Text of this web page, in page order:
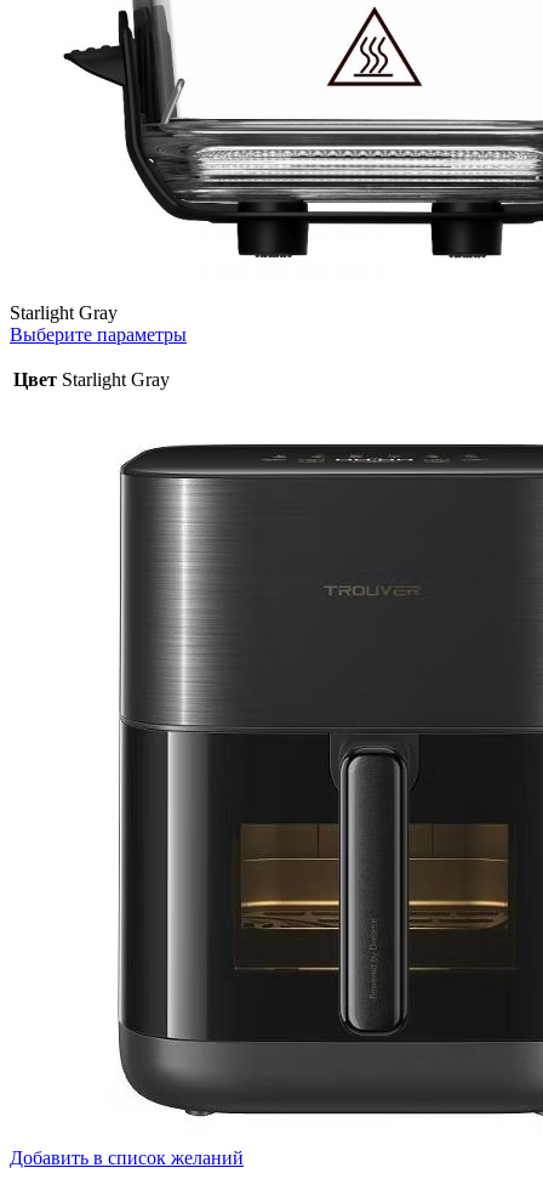
Starlight Gray
Выберите параметры
Цвет Starlight Gray
Добавить в список желаний